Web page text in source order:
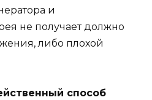
и
не получает должно
либо плохой
способ